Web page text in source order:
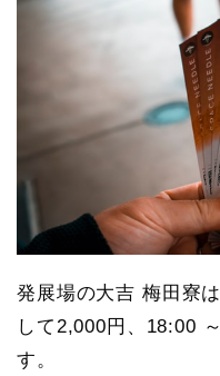
発展場の大吉 梅田寮
して2,000円、18:00
す。